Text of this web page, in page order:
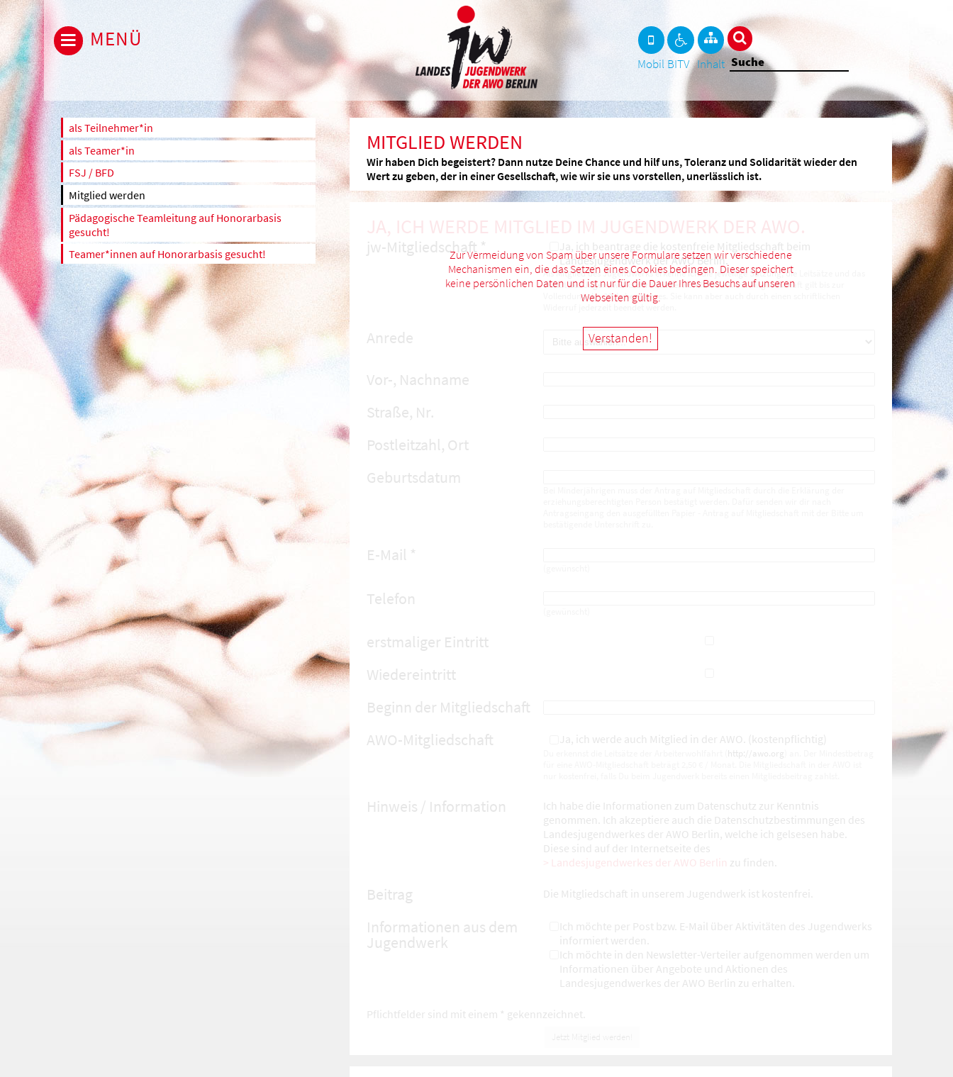
MENÜ
Mobil BITV Inhalt
als Teilnehmer*in
als Teamer*in
FSJ / BFD
Mitglied werden
Pädagogische Teamleitung auf Honorarbasis
gesucht!
Teamer*innen auf Honorarbasis gesucht!
MITGLIED WERDEN
Wir haben Dich begeistert? Dann nutze Deine Chance und hilf uns, Toleranz und Solidarität wieder den
Wert zu geben, der in einer Gesellschaft, wie wir sie uns vorstellen, unerlässlich ist.
JA, ICH WERDE MITGLIED IM JUGENDWERK DER AWO.
Zur Vermeidung von Spam über unsere Formulare setzen wir verschiedene
Mechanismen ein, die das Setzen eines Cookies bedingen. Dieser speichert
keine persönlichen Daten und ist nur für die Dauer Ihres Besuchs auf unseren
Webseiten gültig.
Verstanden!
jw-Mitgliedschaft *
Ja, ich beantrage die kostenfreie Mitgliedschaft beim
Landesjugendwerk der AWO Berlin.
Als Mitglied des Jugendwerks erkenne ich die jeweilige Satzung, die Leitsätze und das
Statut des Jugendwerks der Arbeiterwohlfahrt an. Die Mitgliedschaft gilt bis zur
Vollendung des 30. Lebensjahres. Sie kann aber auch durch einen schriftlichen
Widerruf jederzeit beendet werden.
Anrede
Vor-, Nachname
Straße, Nr.
Postleitzahl, Ort
Geburtsdatum
E-Mail *
Telefon
erstmaliger Eintritt
Wiedereintritt
Beginn der Mitgliedschaft
AWO-Mitgliedschaft
Ja, ich werde auch Mitglied in der AWO. (kostenpflichtig)
http://awo.org
Hinweis / Information
Ich habe die Informationen zum Datenschutz zur Kenntnis
genommen. Ich akzeptiere auch die Datenschutzbestimmungen des
Landesjugendwerkes der AWO Berlin, welche ich gelsesen habe.
Diese sind auf der Internetseite des
Landesjugendwerkes der AWO Berlin zu finden.
Beitrag Die Mitgliedschaft in unserem Jugendwerk ist kostenfrei.
Informationen aus dem
Jugendwerk
Ich möchte per Post bzw. E-Mail über Aktivitäten des Jugendwerks
informiert werden.
Ich möchte in den Newsletter-Verteiler aufgenommen werden um
Informationen über Angebote und Aktionen des
Landesjugendwerkes der AWO Berlin zu erhalten.
Pflichtfelder sind mit einem * gekennzeichnet.